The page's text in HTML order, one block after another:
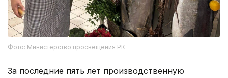
Фото: Министерство просвещения РК
За последние пять лет производственную